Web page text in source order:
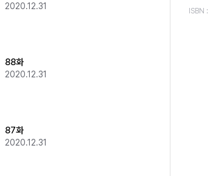
2020.12.31
88화
2020.12.31
87화
2020.12.31
ISBN :